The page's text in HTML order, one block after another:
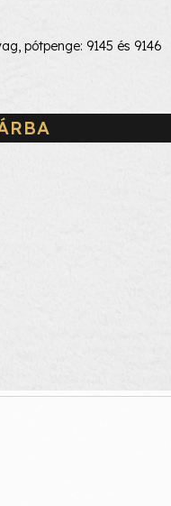
pótpenge: 9145 és 9146